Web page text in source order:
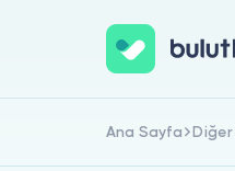
Ana Sayfa Diğer